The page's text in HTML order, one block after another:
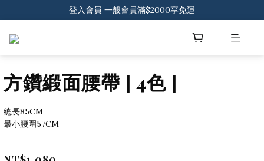
登入會員 一般會員滿$2000享免運
登入會員 一般會員滿$2000享免運
方鑽緞面腰帶 [ 4色 ]
總長85CM
最小腰圍57CM